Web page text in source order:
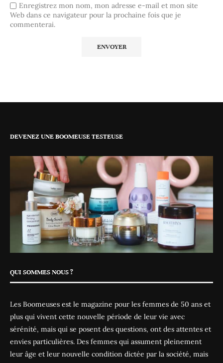
Enregistrez mon nom, mon adresse e-mail et mon site
Web dans ce navigateur pour la prochaine fois que je
commenterai.
DEVENEZ UNE BOOMEUSE TESTEUSE
QUI SOMMES NOUS ?
Les Boomeuses est le magazine pour les femmes de 50 ans et
plus qui vivent cette nouvelle période de leur vie avec
sérénité, mais qui se posent des questions, ont des attentes et
envies particulières. Des femmes qui assument pleinement
leur âge et leur nouvelle condition dictée par la société, mais